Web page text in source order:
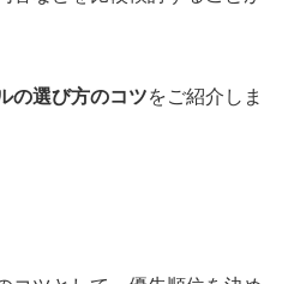
の選び方のコツをご紹介しま